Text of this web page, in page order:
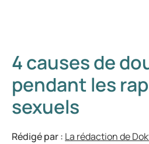
4 causes de
pendant les
sexuels
Rédigé par : La rédaction de